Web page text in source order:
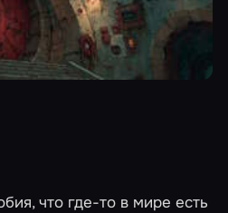
что где-то в мире есть